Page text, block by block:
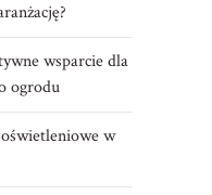
wsparcie dla
ogrodu
w